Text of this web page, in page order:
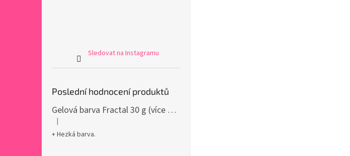
Sledovat na Instagramu
Poslední hodnocení produktů
Gelová barva Fractal 30 g (více variant)
Hodnocení produktu je 5 z 5 hvězdiček.
|
+ Hezká barva.